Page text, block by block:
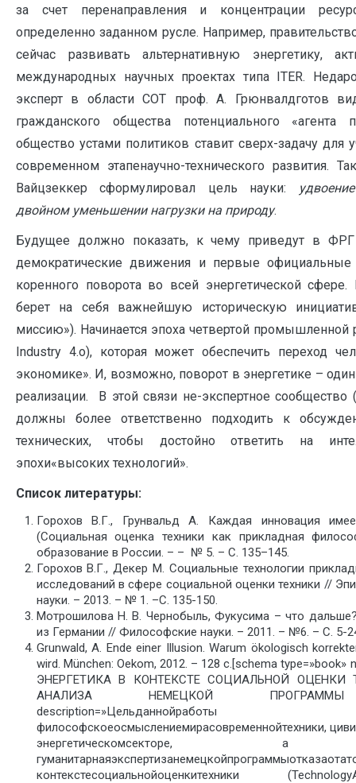
за счет перенаправления и концентрации
определенно заданном русле. Например,
сейчас развивать альтернативную энергетику,
международных научных проектах типа ITER.
эксперт в области СОТ проф. А. Грюнвалдготов
гражданского общества потенциального
общество устами политиков ставит сверх-задачу
современном этапенаучно-технического развития.
Вайцзеккер сформулировал цель науки:
двойном уменьшении нагрузки на природу.
Будущее должно показать, к чему приведут в ФРГ
демократические движения и первые
коренного поворота во всей энергетической
берет на себя важнейшую историческую
миссию»). Начинается эпоха четвертой
Industry 4.o), которая может обеспечить переход
экономике». И, возможно, поворот в энергетике –
реализации. В этой связи не-экспертное сообщество
должны более ответственно подходить к
технических, чтобы достойно ответить на
эпохи«высоких технологий».
Список литературы:
Горохов В.Г., Грунвальд А. Каждая инновация
(Социальная оценка техники как прикладная
образование в России. – – № 5. – С. 135–145.
Горохов В.Г., Декер М. Социальные технологии
исследований в сфере социальной оценки техники //
науки. – 2013. – № 1. –С. 135-150.
Мотрошилова Н. В. Чернобыль, Фукусима – что
из Германии // Философские науки. – 2011. – №6. – С. 5-
Grunwald, A. Ende einer Illusion. Warum ökologisch
wird. München: Oekom, 2012. – 128 с.[schema
ЭНЕРГЕТИКА В КОНТЕКСТЕ СОЦИАЛЬНОЙ ОЦЕНКИ
АНАЛИЗА НЕМЕЦКОЙ ПРОГРАММЫ
философскоеосмыслениемирасовременнойтехники,
энергетическомсекторе, а
контекстесоциальнойоценкитехники